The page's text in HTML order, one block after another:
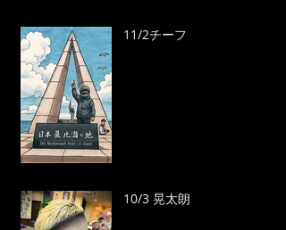
11/2チーフ
10/3 晃太朗